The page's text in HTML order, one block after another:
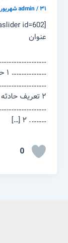
admin/۳۱ شهریور ّ ۱۳۹۵
۲ تعریف حادثه
………. ۲ […]
0